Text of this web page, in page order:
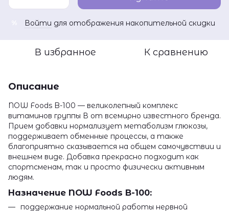
Войти для отображения накопительной скидки
В избранное К сравнению
Описание
NOW Foods B-100 — великолепный комплекс
витаминов группы В от всемирно известного бренда.
Прием добавки нормализует метаболизм глюкозы,
поддерживает обменные процессы, а также
благоприятно сказывается на общем самочувствии и
внешнем виде. Добавка прекрасно подходит как
спортсменам, так и просто физически активным
людям.
Назначение NOW Foods B-100:
поддержание нормальной работы нервной